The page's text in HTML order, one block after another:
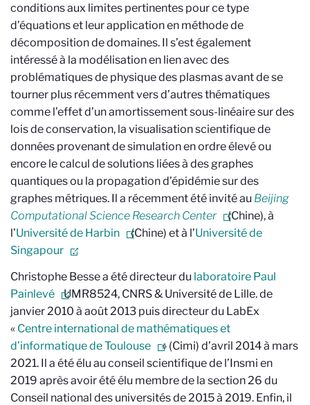
conditions aux limites pertinentes pour ce type
d’équations et leur application en méthode de
décomposition de domaines. Il s’est également
intéressé à la modélisation en lien avec des
problématiques de physique des plasmas avant de se
tourner plus récemment vers d’autres thématiques
comme l’effet d’un amortissement sous-linéaire sur des
lois de conservation, la visualisation scientifique de
données provenant de simulation en ordre élevé ou
encore le calcul de solutions liées à des graphes
quantiques ou la propagation d’épidémie sur des
graphes métriques. Il a récemment été invité au Beijing
Computational Science Research Center
(Chine), à
l’Université de Harbin (Chine) et à l’Université de
Singapour
.
Christophe Besse a été directeur du laboratoire Paul
Painlevé
UMR8524, CNRS & Université de Lille.de
janvier 2010 à août 2013 puis directeur du LabEx
« Centre international de mathématiques et
d’informatique de Toulouse
» (Cimi) d’avril 2014 à mars
2021. Il a été élu au conseil scientifique de l’Insmi en
2019 après avoir été élu membre de la section 26 du
Conseil national des universités de 2015 à 2019. Enfin, il